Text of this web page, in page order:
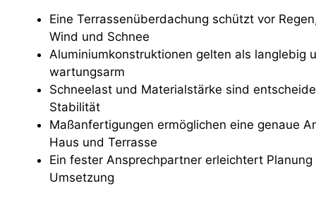
Eine Terrassenüberdachung schützt vor
Wind und Schnee
Aluminiumkonstruktionen gelten als langlebig
wartungsarm
Schneelast und Materialstärke sind
Stabilität
Maßanfertigungen ermöglichen eine genaue
Haus und Terrasse
Ein fester Ansprechpartner erleichtert Planung
Umsetzung